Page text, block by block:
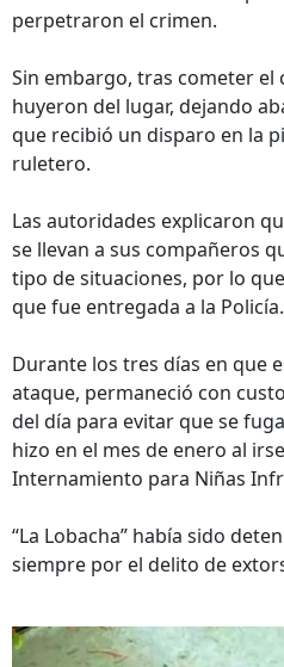
perpetraron el crimen.
Sin embargo, tras cometer el
huyeron del lugar, dejando
que recibió un disparo en la
ruletero.
Las autoridades explicaron
se llevan a sus compañeros
tipo de situaciones, por lo
que fue entregada a la Policía.
Durante los tres días en que
ataque, permaneció con
del día para evitar que se
hizo en el mes de enero al
Internamiento para Niñas
“La Lobacha” había sido
siempre por el delito de